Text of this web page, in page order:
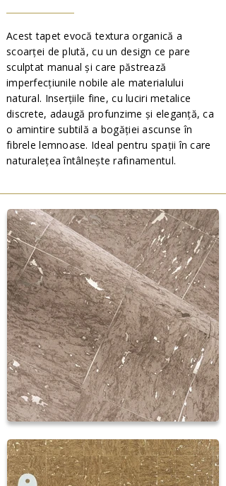
Acest tapet evocă textura organică a
scoarței de plută, cu un design ce pare
sculptat manual și care păstrează
imperfecțiunile nobile ale materialului
natural. Inserțiile fine, cu luciri metalice
discrete, adaugă profunzime și eleganță, ca
o amintire subtilă a bogăției ascunse în
fibrele lemnoase. Ideal pentru spații în care
naturalețea întâlnește rafinamentul.